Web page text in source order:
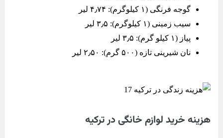
گوجه فرنگی (۱ کیلوگرم): ۴٫۷۴ لیر
سیب زمینی (۱ کیلوگرم): ۳٫۵ لیر
پیاز (۱ کیلو گرم): ۳٫۵ لیر
نان شیرینی تازه (۵۰۰ گرم): ۲٫۵۰ لیر
هزینه خرید لوازم خانگی در ترکیه